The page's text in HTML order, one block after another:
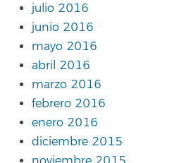
julio 2016
junio 2016
mayo 2016
abril 2016
marzo 2016
febrero 2016
enero 2016
diciembre 2015